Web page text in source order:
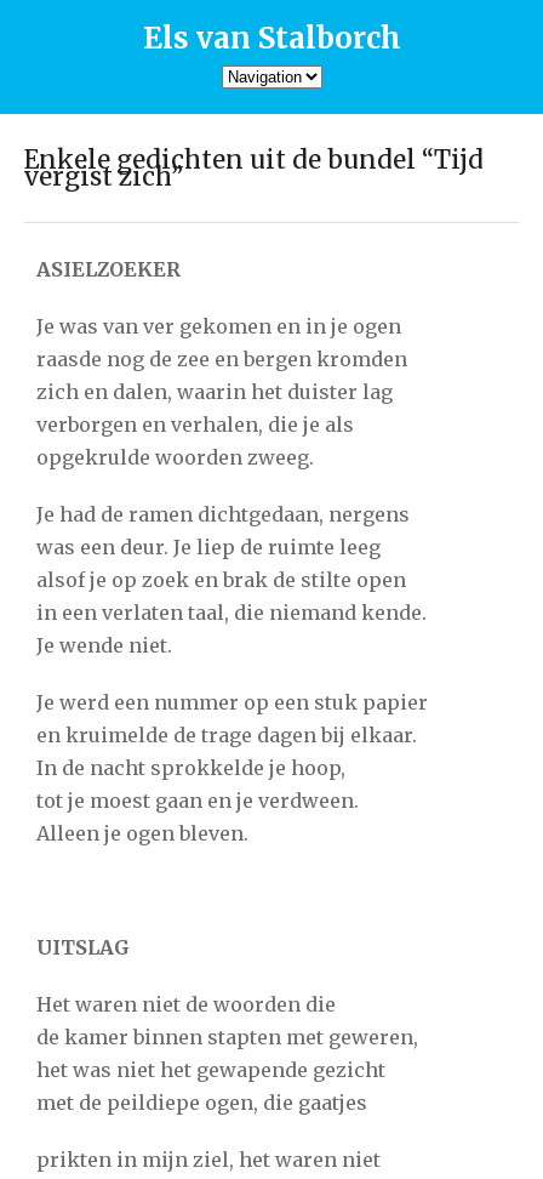
Els van Stalborch
Enkele gedichten uit de bundel “Tijd
vergist zich”
ASIELZOEKER
Je was van ver gekomen en in je ogen
raasde nog de zee en bergen kromden
zich en dalen, waarin het duister lag
verborgen en verhalen, die je als
opgekrulde woorden zweeg.
Je had de ramen dichtgedaan, nergens
was een deur. Je liep de ruimte leeg
alsof je op zoek en brak de stilte open
in een verlaten taal, die niemand kende.
Je wende niet.
Je werd een nummer op een stuk papier
en kruimelde de trage dagen bij elkaar.
In de nacht sprokkelde je hoop,
tot je moest gaan en je verdween.
Alleen je ogen bleven.
UITSLAG
Het waren niet de woorden die
de kamer binnen stapten met geweren,
het was niet het gewapende gezicht
met de peildiepe ogen, die gaatjes
prikten in mijn ziel, het waren niet